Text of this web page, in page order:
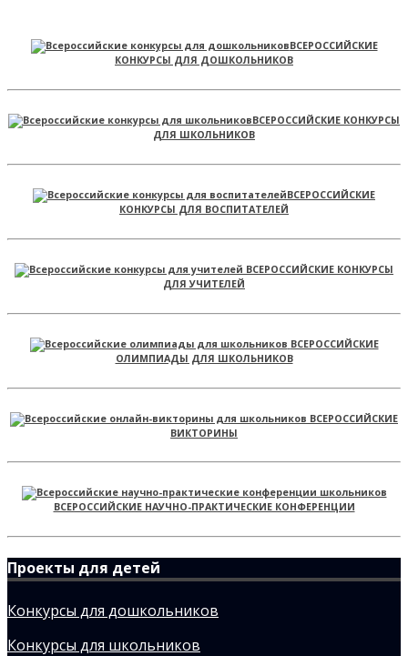
ВСЕРОССИЙСКИЕ
КОНКУРСЫ ДЛЯ ДОШКОЛЬНИКОВ
ВСЕРОССИЙСКИЕ КОНКУРСЫ
ДЛЯ ШКОЛЬНИКОВ
ВСЕРОССИЙСКИЕ
КОНКУРСЫ ДЛЯ ВОСПИТАТЕЛЕЙ
ВСЕРОССИЙСКИЕ КОНКУРСЫ
ДЛЯ УЧИТЕЛЕЙ
ВСЕРОССИЙСКИЕ
ОЛИМПИАДЫ ДЛЯ ШКОЛЬНИКОВ
ВСЕРОССИЙСКИЕ
ВИКТОРИНЫ
ВСЕРОССИЙСКИЕ НАУЧНО-ПРАКТИЧЕСКИЕ КОНФЕРЕНЦИИ
Проекты для детей
Конкурсы для дошкольников
Конкурсы для школьников